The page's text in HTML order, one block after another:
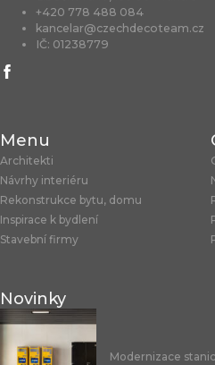
+420 778 488 084
kancelar@czechdecoteam.cz
IČ: 01238779
Menu
Architekti
Návrhy interiéru
Rekonstrukce bytu, domu
Inspirace k bydlení
Stavební firmy
Novinky
Modernizace